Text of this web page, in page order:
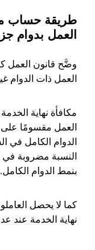
طريقة حساب
العمل بدوام
وضَّح قانون العمل
العمل ذات الدوام
مكافأة نهاية
العمل مقسومًا
النسبة مضروبة في
بنمط الدوام الكامل.
كما لا يحصل
نهاية الخدمة عند